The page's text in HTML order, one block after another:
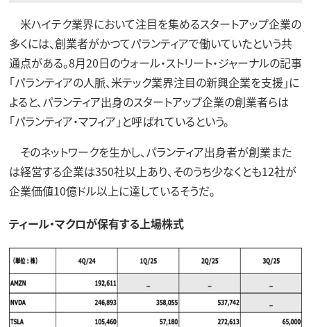
米ハイテク業界において注目を集めるスタートアップ企業の
多くには、創業者がかつてパランティアで働いていたという共
通点がある。8月20日のウォール・ストリート・ジャーナルの記事
「パランティアの人脈、米テック業界注目の新興企業を支援」に
よると、パランティア出身のスタートアップ企業の創業者らは
「パランティア・マフィア」と呼ばれているという。
そのネットワークを生かし、パランティア出身者が創業また
は経営する企業は350社以上あり、そのうち少なくとも12社が
企業価値10億ドル以上に達しているそうだ。
ティール・マクロが保有する上場株式